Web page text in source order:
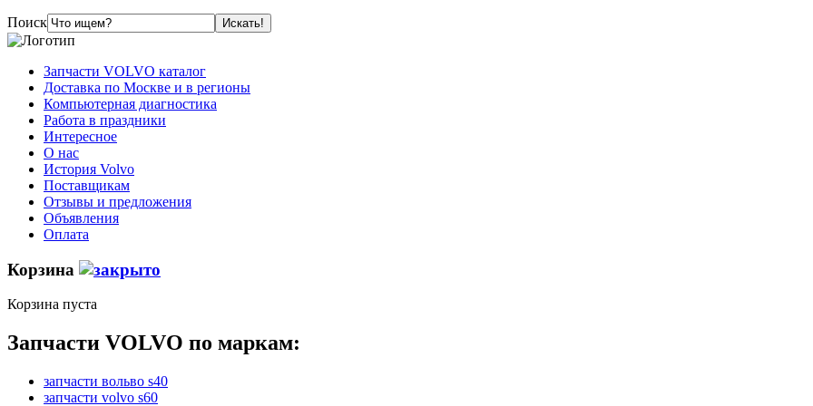
Поиск
Запчасти VOLVO каталог
Доставка по Москве и в регионы
Компьютерная диагностика
Работа в праздники
Интересное
О нас
История Volvo
Поставщикам
Отзывы и предложения
Объявления
Оплата
Корзина
Корзина пуста
Запчасти VOLVO по маркам:
запчасти вольво s40
запчасти volvo s60